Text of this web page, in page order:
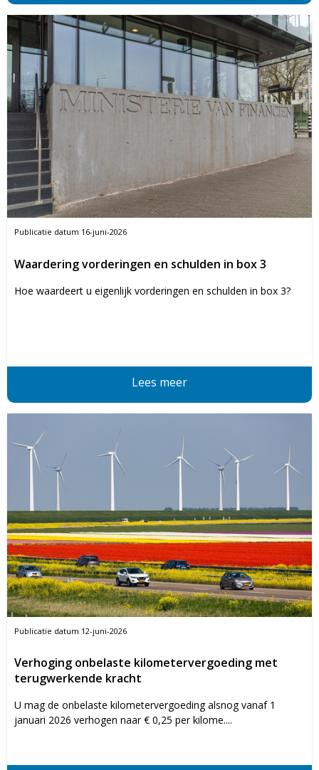
Publicatie datum 16-juni-2026
Waardering vorderingen en schulden in box 3
Hoe waardeert u eigenlijk vorderingen en schulden in box 3?
Lees meer
Publicatie datum 12-juni-2026
Verhoging onbelaste kilometervergoeding met
terugwerkende kracht
U mag de onbelaste kilometervergoeding alsnog vanaf 1
januari 2026 verhogen naar € 0,25 per kilome....